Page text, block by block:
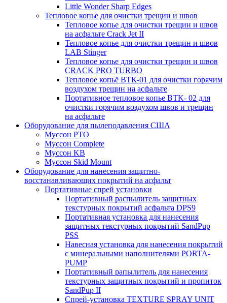
Little Wonder Sharp Edges
Тепловое копье для очистки трещин и швов
Тепловое копье для очистки трещин и швов
на асфальте Crack Jet II
Тепловое копье для очистки трещин и швов
LAB Stinger
Тепловое копье для очистки трещин и швов
CRACK PRO TURBO
Тепловое копьё ВТК-01 для очистки горячим
воздухом трещин на асфальте
Портативное тепловое копье BTK- 02 для
очистки горячим воздухом швов и трещин
на асфальте
Оборудование для пылеподавления США
Муссон PTO
Муссон Complete
Муссон KB
Муссон Skid Mount
Оборудование для нанесения защитно-
восстанавливающих покрытий на асфальт
Портативные спрей установки
Портативный распылитель защитных
текстурных покрытий асфальта DPS9
Портативная установка для нанесения
защитных текстурных покрытий SandPup
PSS
Навесная установка для нанесения покрытий
с минеральными наполнителями PORTA-
PUMP
Портативный рапылитель для нанесения
текстурных защитных покрытий и пропиток
SandPup II
Спрей-установка TEXTURE SPRAY UNIT